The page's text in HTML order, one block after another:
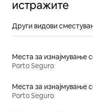
истражите
Други видови
Porto Seguro
Porto Seguro